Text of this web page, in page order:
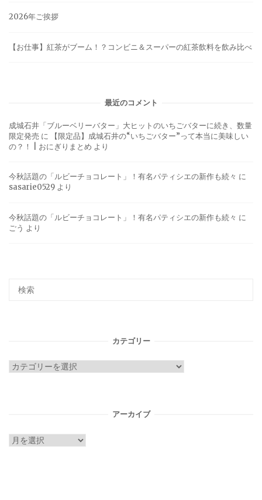
2026年ご挨拶
【お仕事】紅茶がブーム！？コンビニ＆スーパーの紅茶飲料を飲み比べ
最近のコメント
成城石井「ブルーベリーバター」大ヒットのいちごバターに続き、数量
限定発売 に
【限定品】成城石井の“いちごバター”って本当に美味しい
の？！ | おにぎりまとめ より
今秋話題の「ルビーチョコレート」！有名パティシエの新作も続々 に
sasarie0529 より
今秋話題の「ルビーチョコレート」！有名パティシエの新作も続々 に
ごう より
カテゴリー
カ
アーカイブ
ア